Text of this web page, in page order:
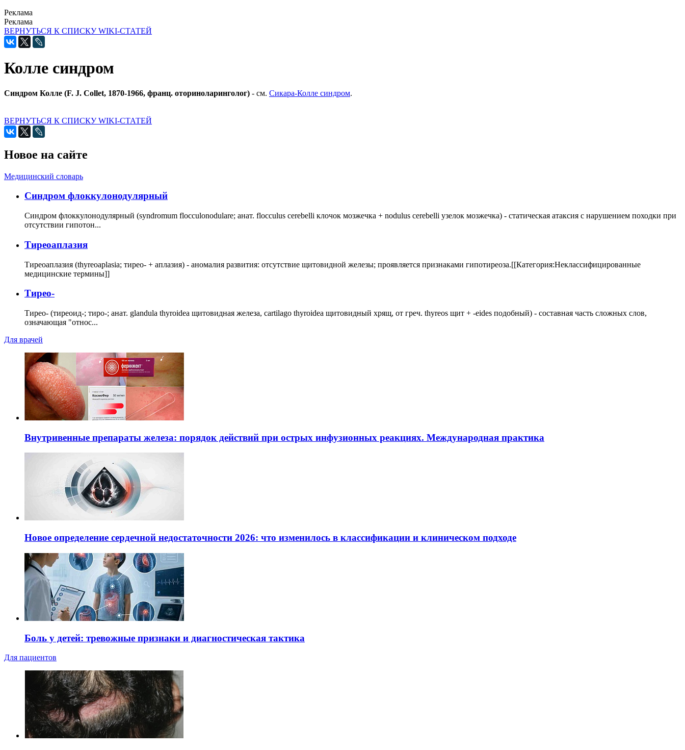
Реклама
Реклама
ВЕРНУТЬСЯ К СПИСКУ WIKI-СТАТЕЙ
Колле синдром
Синдром Колле (F. J. Collet, 1870-1966, франц. оториноларинголог) - см. Сикара-Колле синдром.
ВЕРНУТЬСЯ К СПИСКУ WIKI-СТАТЕЙ
Новое на сайте
Медицинский словарь
Cиндром флоккулонодулярный
Синдром флоккулонодулярный (syndromum flocculonodulare; анат. flocculus cerebelli клочок мозжечка + nodulus cerebelli узелок мозжечка) - статическая атаксия с нарушением походки при
отсутствии гипотон...
Тиреоаплазия
Тиреоаплазия (thyreoaplasia; тирео- + аплазия) - аномалия развития: отсутствие щитовидной железы; проявляется признаками гипотиреоза.[[Категория:Неклассифицированные
медицинские термины]]
Тирео-
Тирео- (тиреоид-; тиро-; анат. glandula thyroidea щитовидная железа, cartilago thyroidea щитовидный хрящ, от греч. thyreos щит + -eides подобный) - составная часть сложных слов,
означающая "относ...
Для врачей
Внутривенные препараты железа: порядок действий при острых инфузионных реакциях. Международная практика
Новое определение сердечной недостаточности 2026: что изменилось в классификации и клиническом подходе
Боль у детей: тревожные признаки и диагностическая тактика
Для пациентов